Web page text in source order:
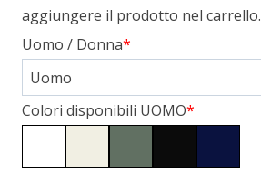
aggiungere il prodotto nel carrello.
*
Uomo / Donna
*
Colori disponibili UOMO